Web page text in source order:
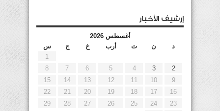
إرشيف الأخبار
أغسطس 2026
د
ن ث أرب خ ج
س
1
2
3
4
5
6
7
8
9
10
11
12
13
14
15
16
17
18
19
20
21
22
23
24
25
26
27
28
29